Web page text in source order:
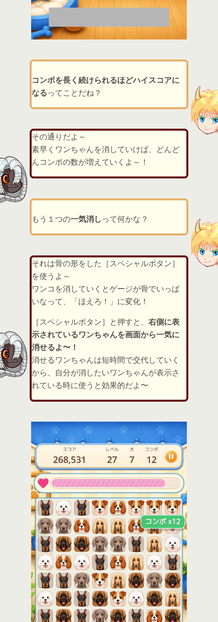
コンボを長く続けられるほどハイスコアに
なるってことだね？
その通りだよ～
素早くワンちゃんを消していけば、どんど
んコンボの数が増えていくよ～！
もう１つの一気消し って何かな？
それは骨の形をした［スペシャルボタン］
を使うよ～
ワンコを消していくとゲージが骨でいっぱ
いなって、「ほえろ！」に変化！
［スペシャルボタン］と押すと、 右側に表
示されているワンちゃんを画面から一気に
消せるよ〜！
消せるワンちゃんは短時間で交代していく
から、自分が消したいワンちゃんが表示さ
れている時に使うと効果的だよ〜